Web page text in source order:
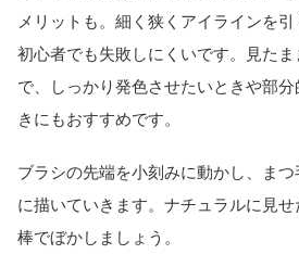
メリットも。細く狭くアイラインを引
初心者でも失敗しにくいです。見た
で、しっかり発色させたいときや部
きにもおすすめです。
ブラシの先端を小刻みに動かし、まつ
に描いていきます。ナチュラルに見
棒でぼかしましょう。